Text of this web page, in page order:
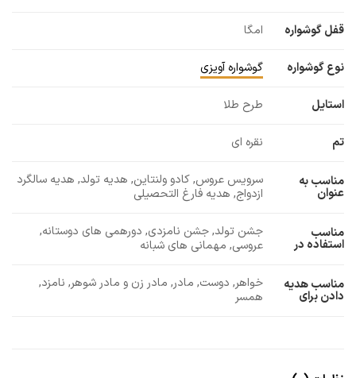
قفل گوشواره امگا
نوع گوشواره گوشواره آویزی
استایل طرح طلا
تم نقره ای
مناسب به
عنوان
سرویس عروس, کادو ولنتاین, هدیه تولد, هدیه سالگرد
ازدواج, هدیه فارغ التحصیلی
مناسب
استفاده در
جشن تولد, جشن نامزدی, دورهمی های دوستانه,
عروسی, مهمانی های شبانه
مناسب هدیه
دادن برای
خواهر, دوست, مادر, مادر زن و مادر شوهر, نامزد,
همسر